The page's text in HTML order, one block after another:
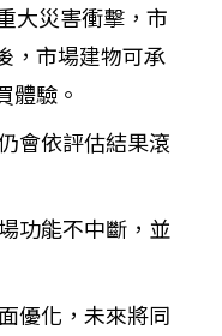
大災害衝擊，市
，市場建物可承
體驗。
會依評估結果滾
功能不中斷，並
優化，未來將同